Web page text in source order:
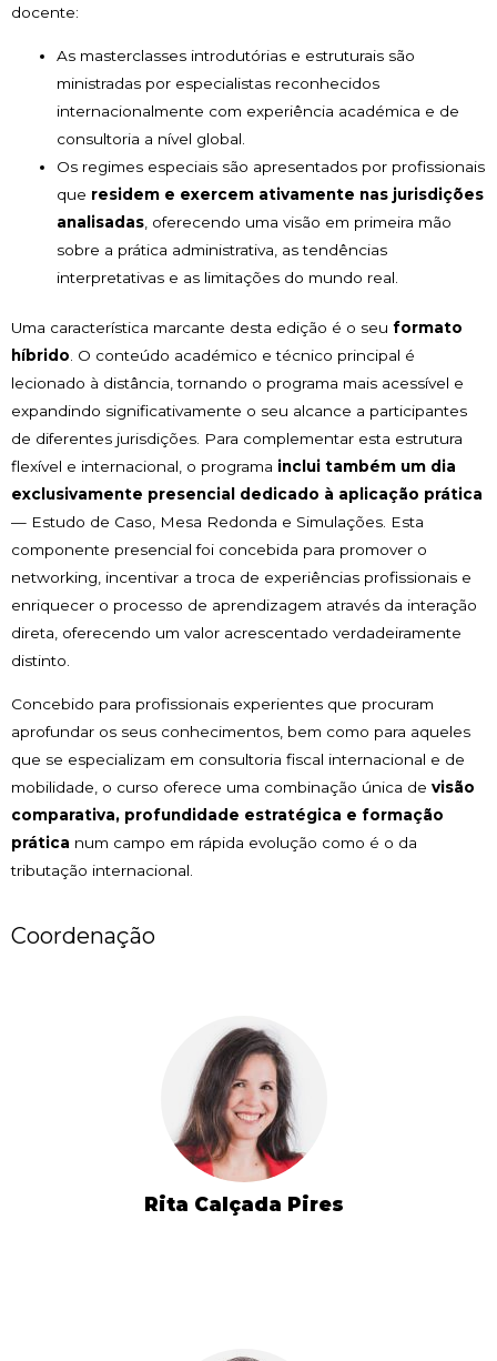
docente:
As masterclasses introdutórias e estruturais são
ministradas por especialistas reconhecidos
internacionalmente com experiência académica e de
consultoria a nível global.
Os regimes especiais são apresentados por profissionais
que residem e exercem ativamente nas jurisdições
analisadas , oferecendo uma visão em primeira mão
sobre a prática administrativa, as tendências
interpretativas e as limitações do mundo real.
Uma característica marcante desta edição é o seu formato
híbrido. O conteúdo académico e técnico principal é
lecionado à distância, tornando o programa mais acessível e
expandindo significativamente o seu alcance a participantes
de diferentes jurisdições. Para complementar esta estrutura
flexível e internacional, o programa inclui também um dia
exclusivamente presencial dedicado à aplicação prática
— Estudo de Caso, Mesa Redonda e Simulações. Esta
componente presencial foi concebida para promover o
networking, incentivar a troca de experiências profissionais e
enriquecer o processo de aprendizagem através da interação
direta, oferecendo um valor acrescentado verdadeiramente
distinto.
Concebido para profissionais experientes que procuram
aprofundar os seus conhecimentos, bem como para aqueles
que se especializam em consultoria fiscal internacional e de
mobilidade, o curso oferece uma combinação única de visão
comparativa, profundidade estratégica e formação
prática num campo em rápida evolução como é o da
tributação internacional.
Coordenação
Rita Calçada Pires